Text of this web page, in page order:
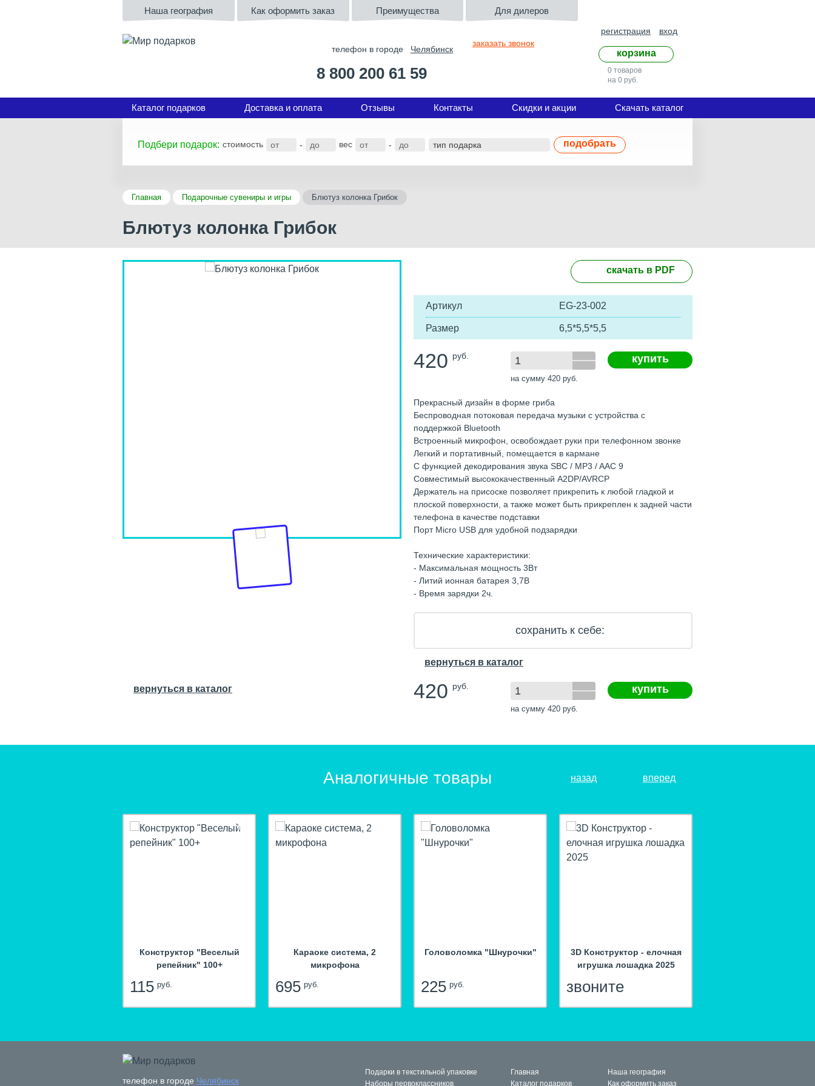
Наша география Как оформить заказ Преимущества Для дилеров
телефон в городе Челябинск
заказать звонок
8 800 200 61 59
регистрация вход
корзина
0 товаров
на 0 руб.
Каталог подарков Доставка и оплата Отзывы Контакты Скидки и акции Скачать каталог
Подбери подарок: стоимость - вес - подобрать
Главная Подарочные сувениры и игры Блютуз колонка Грибок
Блютуз колонка Грибок
скачать в PDF
Артикул EG-23-002
Размер 6,5*5,5*5,5
420 руб.
на сумму 420руб.
купить
Прекрасный дизайн в форме гриба
Беспроводная потоковая передача музыки с устройства с
поддержкой Bluetooth
Встроенный микрофон, освобождает руки при телефонном звонке
Легкий и портативный, помещается в кармане
С функцией декодирования звука SBC / MP3 / AAC 9
Совместимый высококачественный A2DP/AVRCP
Держатель на присоске позволяет прикрепить к любой гладкой и
плоской поверхности, а также может быть прикреплен к задней части
телефона в качестве подставки
Порт Micro USB для удобной подзарядки
Технические характеристики:
- Максимальная мощность 3Вт
- Литий ионная батарея 3,7В
- Время зарядки 2ч.
сохранить к себе:
вернуться в каталог
вернуться в каталог 420 руб.
на сумму 420руб.
купить
Аналогичные товары назад вперед
Конструктор "Веселый
репейник" 100+
115руб.
hit
Караоке система, 2
микрофона
695руб.
Головоломка "Шнурочки"
225руб.
3D Конструктор - елочная
игрушка лошадка 2025
звоните
телефон в городе Челябинск
Подарки в текстильной упаковке
Наборы первоклассников
Главная
Каталог подарков
Наша география
Как оформить заказ